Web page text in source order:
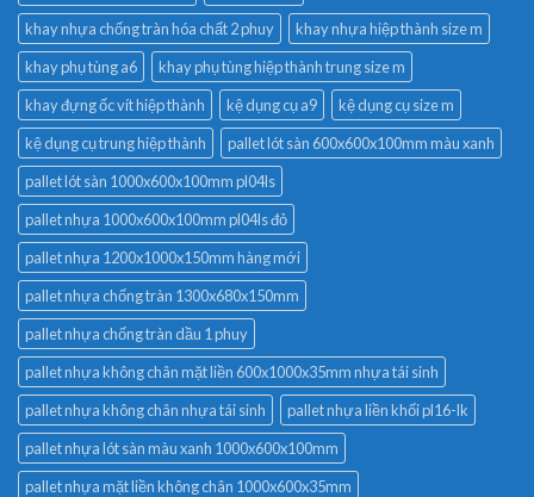
khay nhựa chống tràn hóa chất 2 phuy
khay nhựa hiệp thành size m
khay phụ tùng a6
khay phụ tùng hiệp thành trung size m
khay đựng ốc vít hiệp thành
kệ dụng cụ a9
kệ dụng cụ size m
kệ dụng cụ trung hiệp thành
pallet lót sàn 600x600x100mm màu xanh
pallet lót sàn 1000x600x100mm pl04ls
pallet nhựa 1000x600x100mm pl04ls đỏ
pallet nhựa 1200x1000x150mm hàng mới
pallet nhựa chống tràn 1300x680x150mm
pallet nhựa chống tràn dầu 1 phuy
pallet nhựa không chân mặt liền 600x1000x35mm nhựa tái sinh
pallet nhựa không chân nhựa tái sinh
pallet nhựa liền khối pl16-lk
pallet nhựa lót sàn màu xanh 1000x600x100mm
pallet nhựa mặt liền không chân 1000x600x35mm